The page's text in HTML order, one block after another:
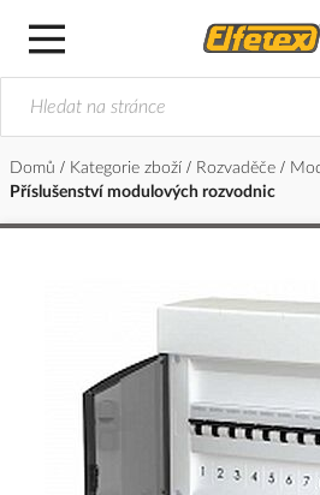
Domů Kategorie zboží Rozvaděče
Příslušenství modulových rozvodnic